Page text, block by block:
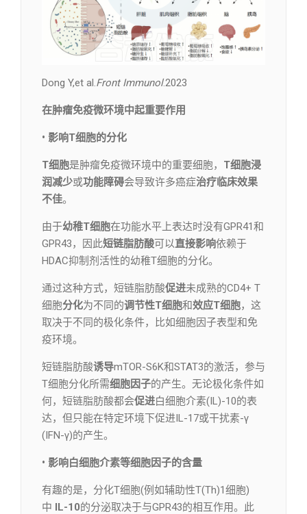
Dong Y,et al.Front Immunol.2023
在肿瘤免疫微环境中起重要作用
• 影响T细胞的分化
T细胞是肿瘤免疫微环境中的重要细胞， T细胞浸
润减少或功能障碍会导致许多癌症治疗临床效果
不佳。
由于幼稚T细胞在功能水平上表达时没有GPR41和
GPR43，因此短链脂肪酸可以直接影响依赖于
HDAC抑制剂活性的幼稚T细胞的分化。
通过这种方式，短链脂肪酸促进未成熟的CD4+ T
细胞分化为不同的调节性T细胞和效应T细胞，这
取决于不同的极化条件，比如细胞因子表型和免
疫环境。
短链脂肪酸诱导mTOR-S6K和STAT3的激活，参与
T细胞分化所需细胞因子的产生。无论极化条件如
何，短链脂肪酸都会促进白细胞介素(IL)-10的表
达，但只能在特定环境下促进IL-17或干扰素-γ
(IFN-γ)的产生。
• 影响白细胞介素等细胞因子的含量
有趣的是，分化T细胞(例如辅助性T(Th)1细胞)
中 IL-10的分泌取决于与GPR43的相互作用。此